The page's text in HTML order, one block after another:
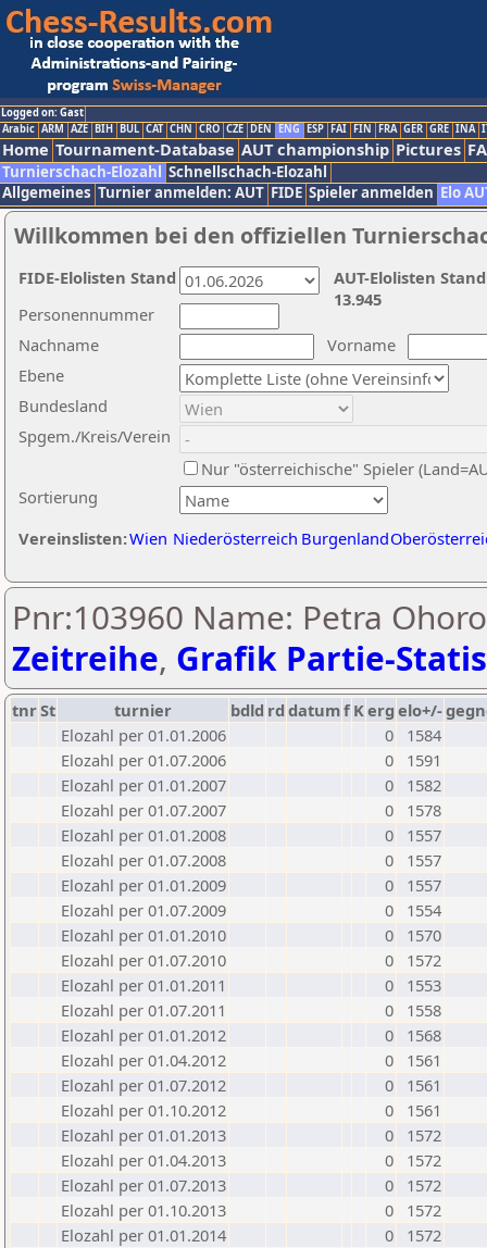
Logged on: Gast
Arabic ARM AZE BIH BUL CAT CHN CRO CZE DEN ENG ESP FAI FIN FRA GER GRE INA
Home Tournament-Database AUT championship Pictures
Turnierschach-Elozahl Schnellschach-Elozahl
Allgemeines Turnier anmelden: AUT FIDE Spieler anmelden Elo
Willkommen bei den offiziellen
Nachname
Vorname
Ebene
Sortierung
Personennummer
Bundesland
Spgem./Kreis/Verein
Nur "österreichische" Spieler
Vereinslisten:Wien Niederösterreich Burgenland
AUT-Elolisten
13.945
FIDE-Elolisten Stand
Pnr:103960 Name: Petra
Zeitreihe, Grafik Partie-
tnrSt turnier bdld rd datumf Kerg elo+/-
Elozahl per 01.01.2006
0
1584
Elozahl per 01.07.2006
0
1591
Elozahl per 01.01.2007
0
1582
Elozahl per 01.07.2007
0
1578
Elozahl per 01.01.2008
0
1557
Elozahl per 01.07.2008
0
1557
Elozahl per 01.01.2009
0
1557
Elozahl per 01.07.2009
0
1554
Elozahl per 01.01.2010
0
1570
Elozahl per 01.07.2010
0
1572
Elozahl per 01.01.2011
0
1553
Elozahl per 01.07.2011
0
1558
Elozahl per 01.01.2012
0
1568
Elozahl per 01.04.2012
0
1561
Elozahl per 01.07.2012
0
1561
Elozahl per 01.10.2012
0
1561
Elozahl per 01.01.2013
0
1572
Elozahl per 01.04.2013
0
1572
Elozahl per 01.07.2013
0
1572
Elozahl per 01.10.2013
0
1572
Elozahl per 01.01.2014
0
1572